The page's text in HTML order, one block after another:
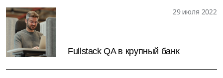
29 июля 2022
Fullstack QA в крупный банк